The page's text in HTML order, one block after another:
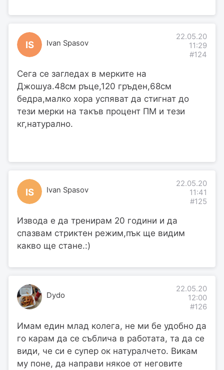
IS Ivan Spasov
22.05.20
11:29
#124
Сега се загледах в мерките на
Джошуа.48см ръце,120 гръден,68см
бедра,малко хора успяват да стигнат до
тези мерки на такъв процент ПМ и тези
кг,натурално.
IS Ivan Spasov
22.05.20
11:41
#125
Извода е да тренирам 20 години и да
спазвам стриктен режим,пък ще видим
какво ще стане.:)
Dydo
22.05.20
12:00
#126
Имам един млад колега, не ми бе удобно да
го карам да се съблича в работата, та да се
види, че си е супер ок натуралчето. Викам
му поне, да направи някое от неговите